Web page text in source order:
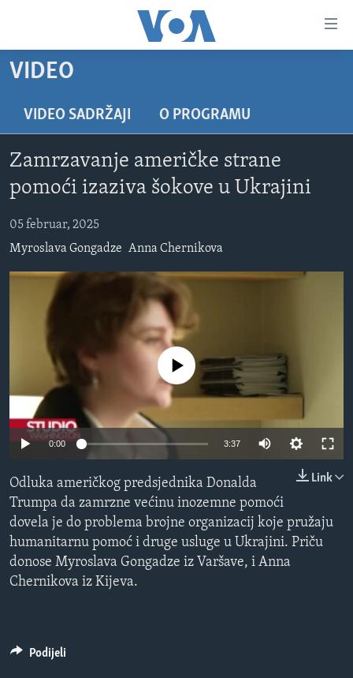
glavni
Pređi
na
glavnu
Idi
pretragu
VIDEO
VIJESTI
BOSNA I HERCEGOVINA
SVIJET
NAUKA I TEHNOLOGIJA
SPECIJALNI PROJEKTI
KORUPCIJA
SLOBODA MEDIJA
ŽENSKA STRANA
IZBJEGLIČKA STRANA
MAGAZIN
O GLASU AMERIKE
Learning English
PRATITE NAS
Jezici
VIDEO
VIDEO SADRŽAJI O PROGRAMU
Zamrzavanje američke strane
pomoći izaziva šokove u Ukrajini
05 februar, 2025
Myroslava Gongadze Anna Chernikova
Auto 240p 360p 480p
720p
No media source currently available
0:00 3:37
360p
480p
Link
Odluka američkog predsjednika Donalda
Trumpa da zamrzne većinu inozemne pomoći
dovela je do problema brojne organizacij koje pružaju
humanitarnu pomoć i druge usluge u Ukrajini. Priču
donose Myroslava Gongadze iz Varšave, i Anna
Chernikova iz Kijeva.
Podijeli